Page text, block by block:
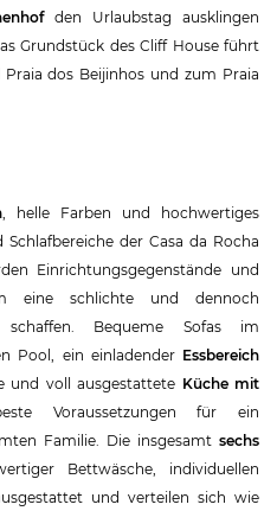
den Urlaubstag ausklingen
Grundstück des Cliff House führt
Praia dos Beijinhos und zum Praia
, helle Farben und hochwertiges
der Casa da Rocha
Einrichtungsgegenstände und
eine schlichte und dennoch
Bequeme Sofas im
Pool, ein einladender Essbereich
und voll ausgestattete Küche mit
Voraussetzungen für ein
Familie. Die insgesamt sechs
Bettwäsche, individuellen
und verteilen sich wie